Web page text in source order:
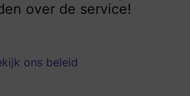
over de service!
ons beleid